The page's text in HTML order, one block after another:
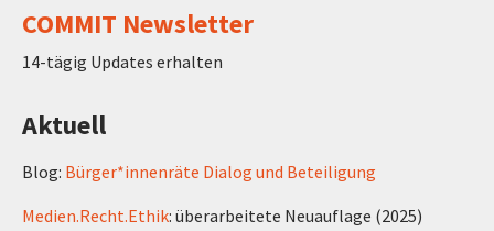
COMMIT Newsletter
14-tägig Updates erhalten
Aktuell
Blog: Bürger*innenräte Dialog und Beteiligung
Medien.Recht.Ethik: überarbeitete Neuauflage (2025)